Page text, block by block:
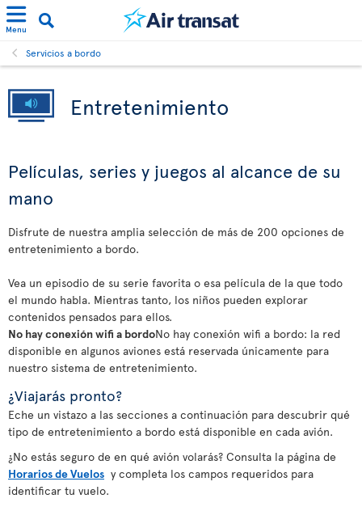
Menu
Servicios a bordo
Entretenimiento
Películas, series y juegos al alcance de su
mano
Disfrute de nuestra amplia selección de más de 200 opciones de
entretenimiento a bordo.
Vea un episodio de su serie favorita o esa película de la que todo
el mundo habla. Mientras tanto, los niños pueden explorar
contenidos pensados para ellos.
No hay conexión wifi a bordoNo hay conexión wifi a bordo: la red
disponible en algunos aviones está reservada únicamente para
nuestro sistema de entretenimiento.
¿Viajarás pronto?
Eche un vistazo a las secciones a continuación para descubrir qué
tipo de entretenimiento a bordo está disponible en cada avión.
¿No estás seguro de en qué avión volarás? Consulta la página de
Horarios de Vuelos y completa los campos requeridos para
identificar tu vuelo.